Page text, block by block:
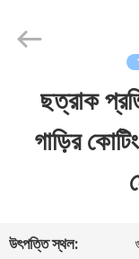
ভিডিও
Chemical
Reserved.
ছত্রাক
গাড়ির
উৎপত্তি স্থল: